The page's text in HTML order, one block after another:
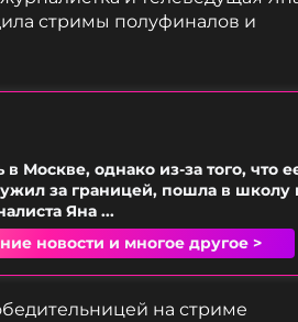
стримы полуфиналов и
Москве, однако из-за того, что
за границей, пошла в школу
Яна ...
новости и многое другое >
на стриме